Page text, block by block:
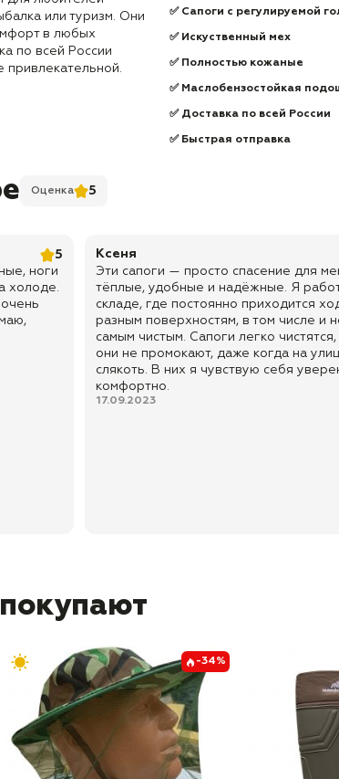
или туризм. Они
в любых
по всей России
привлекательной.
✅ Сапоги с регулируемой
✅ Искуственный мех
✅ Полностью кожаные
✅ Маслобензостойкая
✅ Доставка по всей России
✅ Быстрая отправка
Оценка 5
5
ноги
холоде.
Ксеня
Эти сапоги — просто спасение для
тёплые, удобные и надёжные. Я
складе, где постоянно приходится
разным поверхностям, в том числе и
самым чистым. Сапоги легко
они не промокают, даже когда на
слякоть. В них я чувствую себя
комфортно.
17.09.2023
-34%